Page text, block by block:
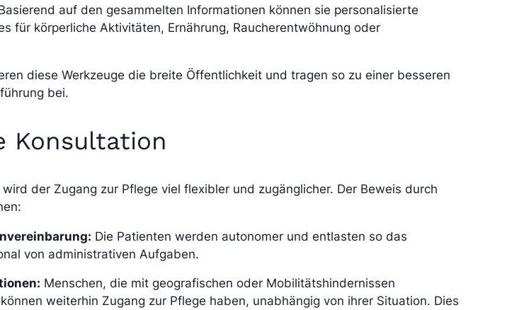
auf den gesammelten Informationen können sie personalisierte
für körperliche Aktivitäten, Ernährung, Raucherentwöhnung oder
diese Werkzeuge die breite Öffentlichkeit und tragen so zu einer besseren
bei.
Konsultation
der Zugang zur Pflege viel flexibler und zugänglicher. Der Beweis durch
Die Patienten werden autonomer und entlasten so das
von administrativen Aufgaben.
Menschen, die mit geografischen oder Mobilitätshindernissen
weiterhin Zugang zur Pflege haben, unabhängig von ihrer Situation. Dies